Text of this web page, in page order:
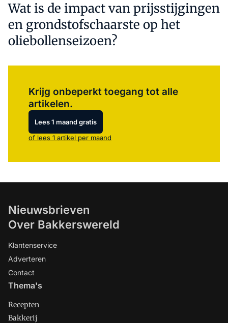
Wat is de impact van prijsstijgingen
en grondstofschaarste op het
oliebollenseizoen?
Krijg onbeperkt toegang tot alle
artikelen.
Lees 1 maand gratis
of lees 1 artikel per maand
Nieuwsbrieven
Over Bakkerswereld
Klantenservice
Adverteren
Contact
Thema's
Recepten
Bakkerij